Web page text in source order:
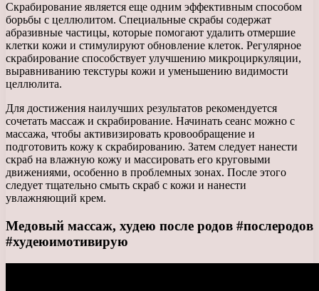
Скрабирование является еще одним эффективным способом
борьбы с целлюлитом. Специальные скрабы содержат
абразивные частицы, которые помогают удалить отмершие
клетки кожи и стимулируют обновление клеток. Регулярное
скрабирование способствует улучшению микроциркуляции,
выравниванию текстуры кожи и уменьшению видимости
целлюлита.
Для достижения наилучших результатов рекомендуется
сочетать массаж и скрабирование. Начинать сеанс можно с
массажа, чтобы активизировать кровообращение и
подготовить кожу к скрабированию. Затем следует нанести
скраб на влажную кожу и массировать его круговыми
движениями, особенно в проблемных зонах. После этого
следует тщательно смыть скраб с кожи и нанести
увлажняющий крем.
Медовый массаж, худею после родов #послеродов
#худеюимотивирую